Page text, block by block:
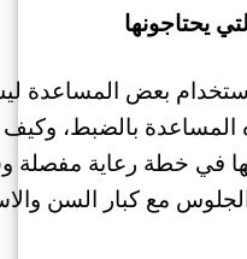
بعض
بالضبط، وكيف
في خطة رعاية
مع كبار السن